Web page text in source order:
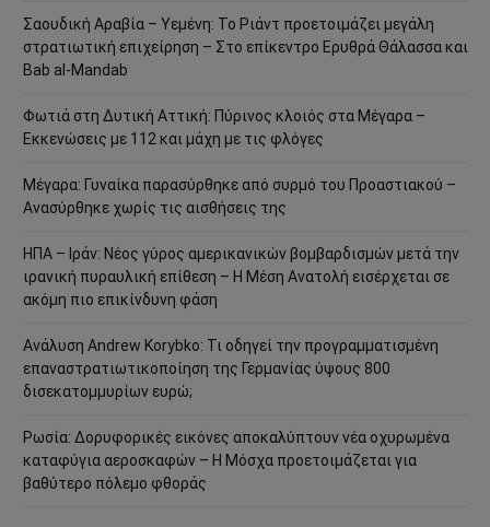
Σαουδική Αραβία – Υεμένη: Το Ριάντ προετοιμάζει μεγάλη
στρατιωτική επιχείρηση – Στο επίκεντρο Ερυθρά Θάλασσα και
Bab al-Mandab
Φωτιά στη Δυτική Αττική: Πύρινος κλοιός στα Μέγαρα –
Εκκενώσεις με 112 και μάχη με τις φλόγες
Μέγαρα: Γυναίκα παρασύρθηκε από συρμό του Προαστιακού –
Ανασύρθηκε χωρίς τις αισθήσεις της
ΗΠΑ – Ιράν: Νέος γύρος αμερικανικών βομβαρδισμών μετά την
ιρανική πυραυλική επίθεση – Η Μέση Ανατολή εισέρχεται σε
ακόμη πιο επικίνδυνη φάση
Ανάλυση Andrew Korybko: Τι οδηγεί την προγραμματισμένη
επαναστρατιωτικοποίηση της Γερμανίας ύψους 800
δισεκατομμυρίων ευρώ;
Ρωσία: Δορυφορικές εικόνες αποκαλύπτουν νέα οχυρωμένα
καταφύγια αεροσκαφών – Η Μόσχα προετοιμάζεται για
βαθύτερο πόλεμο φθοράς